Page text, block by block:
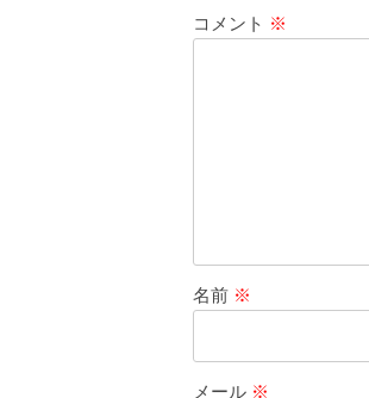
コメント ※
名前 ※
メール ※